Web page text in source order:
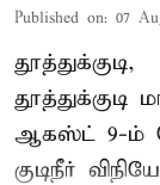
Published on: 07
தூத்துக்குடி,
தூத்துக்குடி
ஆகஸ்ட் 9-ம்
குடிநீர்